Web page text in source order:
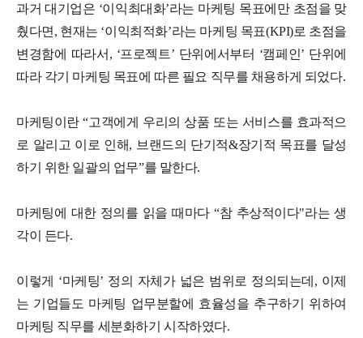
과거 대기업은 ‘이익최대화’라는 마케팅 목표에만 초점을 맞
췄다면, 현재는 ‘이익최적화’라는 마케팅 목표(KPI)로 초점을
변경함에 따라서, ‘프로젝트’ 단위에서부터 ‘캠페인’ 단위에
따라 각기 마케팅 목표에 따른 필요 직무를 채용하게 되었다.
마케팅이란 “고객에게 우리의 상품 또는 서비스를 효과적으
로 알리고 이로 인해, 브랜드의 단기적&장기적 목표를 달성
하기 위한 일괄의 업무”를 말한다.
마케팅에 대한 정의를 읽을 때마다 “참 추상적이다"라는 생
각이 든다.
이렇게 ‘마케팅’ 정의 자체가 넓은 범위로 정의되는데, 이제
는 기업들도 마케팅 업무분할에 효율성을 추구하기 위하여
마케팅 직무를 세분화하기 시작하였다.